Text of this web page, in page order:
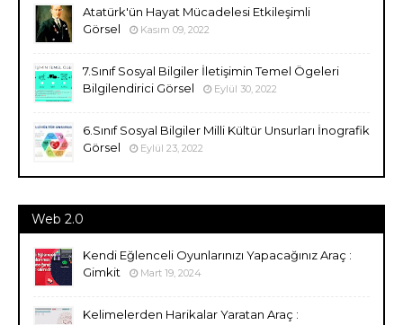
Atatürk'ün Hayat Mücadelesi Etkileşimli
Görsel
Kasım 09, 2022
7.Sınıf Sosyal Bilgiler İletişimin Temel Ögeleri
Bilgilendirici Görsel
Eylül 30, 2022
6.Sınıf Sosyal Bilgiler Milli Kültür Unsurları İnografik
Görsel
Eylül 23, 2022
Web 2.0
Kendi Eğlenceli Oyunlarınızı Yapacağınız Araç :
Gimkit
Mart 19, 2024
Kelimelerden Harikalar Yaratan Araç :